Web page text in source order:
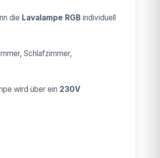
die Lavalampe RGB individuell
Schlafzimmer,
wird über ein 230V